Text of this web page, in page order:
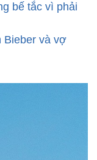
bế tắc vì phải
Bieber và vợ